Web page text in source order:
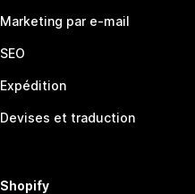
Marketing par e-mail
SEO
Expédition
Devises et traduction
Shopify